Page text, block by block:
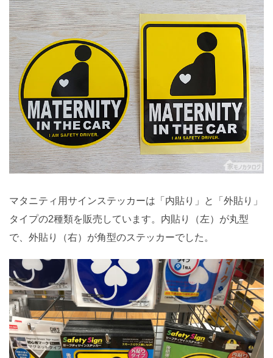
マタニティ用サインステッカーは「内貼り」と「外貼り」
タイプの2種類を販売しています。内貼り（左）が丸型
で、外貼り（右）が角型のステッカーでした。